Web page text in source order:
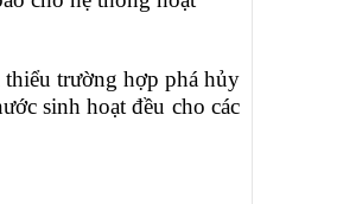
trường hợp phá hủy
sinh hoạt đều cho các